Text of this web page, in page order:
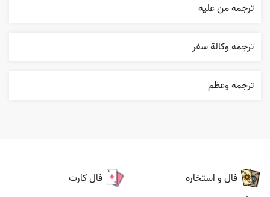
ترجمه من عليه
ترجمه وکالة سفر
ترجمه وعظم
فال و استخاره فال کارت